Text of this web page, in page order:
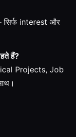
interest और
हैं?
Projects, Job